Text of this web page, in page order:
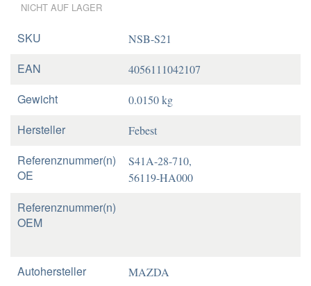
NICHT AUF LAGER
SKU NSB-S21
EAN 4056111042107
Gewicht 0.0150 kg
Hersteller Febest
Referenznummer(n)
OE
S41A-28-710,
56119-HA000
Referenznummer(n)
OEM
Autohersteller MAZDA